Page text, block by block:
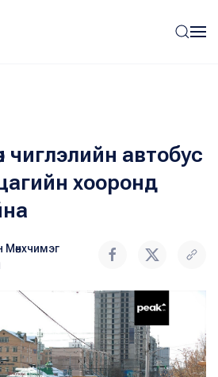
чиглэлийн автобус
хооронд
Мөнхчимэг